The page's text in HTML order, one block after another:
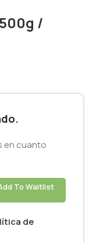
/
en cuanto
To Waitlist
de